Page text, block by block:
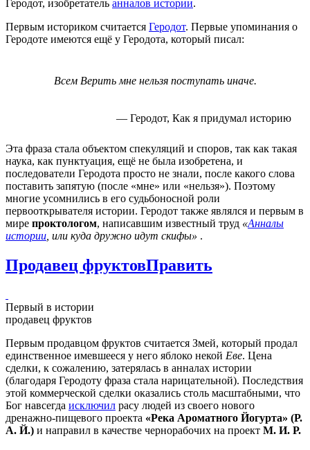
Геродот, изобретатель анналов истории.
Первым историком считается Геродот. Первые упоминания о
Геродоте имеются ещё у Геродота, который писал:
Всем Верить мне нельзя поступать иначе.
— Геродот, Как я придумал историю
Эта фраза стала объектом спекуляций и споров, так как такая
наука, как пунктуация, ещё не была изобретена, и
последователи Геродота просто не знали, после какого слова
поставить запятую (после «мне» или «нельзя»). Поэтому
многие усомнились в его судьбоносной роли
первооткрывателя истории. Геродот также являлся и первым в
мире проктологом, написавшим известный труд «Анналы
истории , или куда дружно идут скифы» .
Продавец фруктовПравить
Первый в истории
продавец фруктов
Первым продавцом фруктов считается Змей, который продал
единственное имевшееся у него яблоко некой Еве. Цена
сделки, к сожалению, затерялась в анналах истории
(благодаря Геродоту фраза стала нарицательной). Последствия
этой коммерческой сделки оказались столь масштабными, что
Бог навсегда исключил расу людей из своего нового
дренажно-пищевого проекта «Река Ароматного Йогурта» (Р.
А. Й.) и направил в качестве чернорабочих на проект М. И. Р.